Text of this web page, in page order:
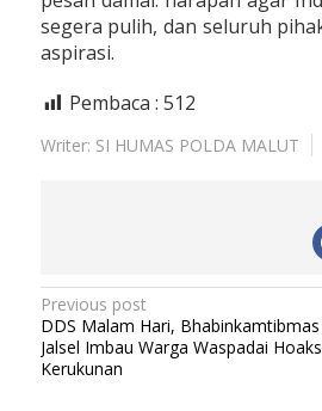
segera pulih, dan seluruh
aspirasi.
Pembaca : 512
Writer: SI HUMAS POLDA MALUT
P
o
s
Previous post
DDS Malam Hari,
Jalsel Imbau Warga Waspadai
Kerukunan